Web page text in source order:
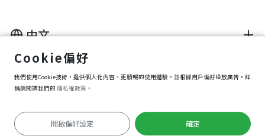
前往APP遊玩
陳羿帆
2022-06-29 14:14:31 ★★★★★
60229施季希
隱私權保護政策
資訊安全政策
Copyright © 2025 Popworld Inc. All Rights Reserved.
中文
Cookie偏好
我們使用Cookie技術，提供個人化內容、更順暢的使用體驗，並根據用戶偏好投放廣告。詳
情請閱讀我們的 隱私權政策。
開啟偏好設定 確定